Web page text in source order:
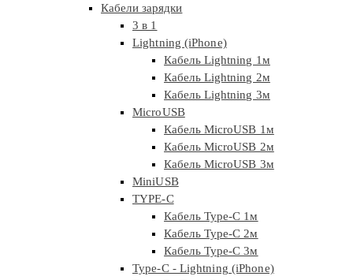
Кабели зарядки
3 в 1
Lightning (iPhone)
Кабель Lightning 1м
Кабель Lightning 2м
Кабель Lightning 3м
MicroUSB
Кабель MicroUSB 1м
Кабель MicroUSB 2м
Кабель MicroUSB 3м
MiniUSB
TYPE-C
Кабель Type-C 1м
Кабель Type-C 2м
Кабель Type-C 3м
Type-C - Lightning (iPhone)